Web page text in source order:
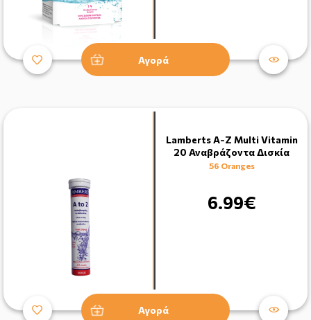
Αγορά
Lamberts A-Z Multi Vitamin
20 Αναβράζοντα Δισκία
56 Oranges
6.99€
Αγορά